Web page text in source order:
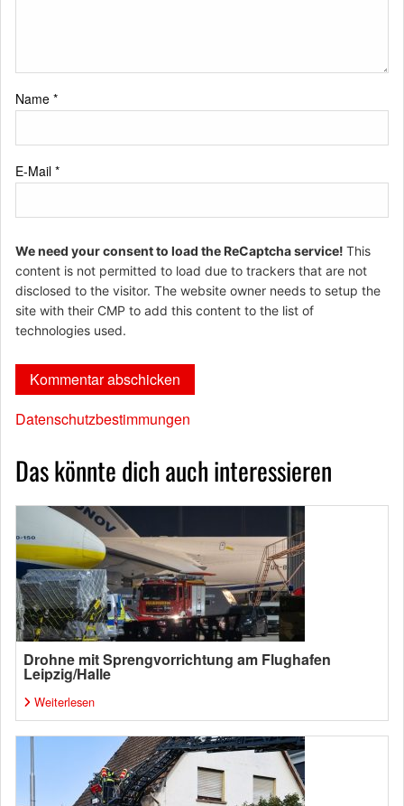
Name *
E-Mail *
We need your consent to load the ReCaptcha service! This
content is not permitted to load due to trackers that are not
disclosed to the visitor. The website owner needs to setup the
site with their CMP to add this content to the list of
technologies used.
Datenschutzbestimmungen
Das könnte dich auch interessieren
Drohne mit Sprengvorrichtung am Flughafen
Leipzig/Halle
Weiterlesen